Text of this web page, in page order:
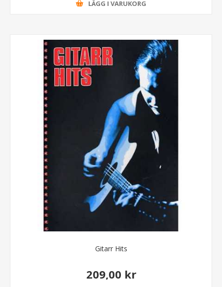
LÄGG I VARUKORG
Gitarr Hits
209,00 kr